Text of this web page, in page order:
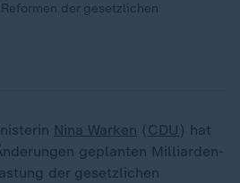
der gesetzlichen
Nina Warken (CDU ) hat
geplanten Milliarden-
der gesetzlichen